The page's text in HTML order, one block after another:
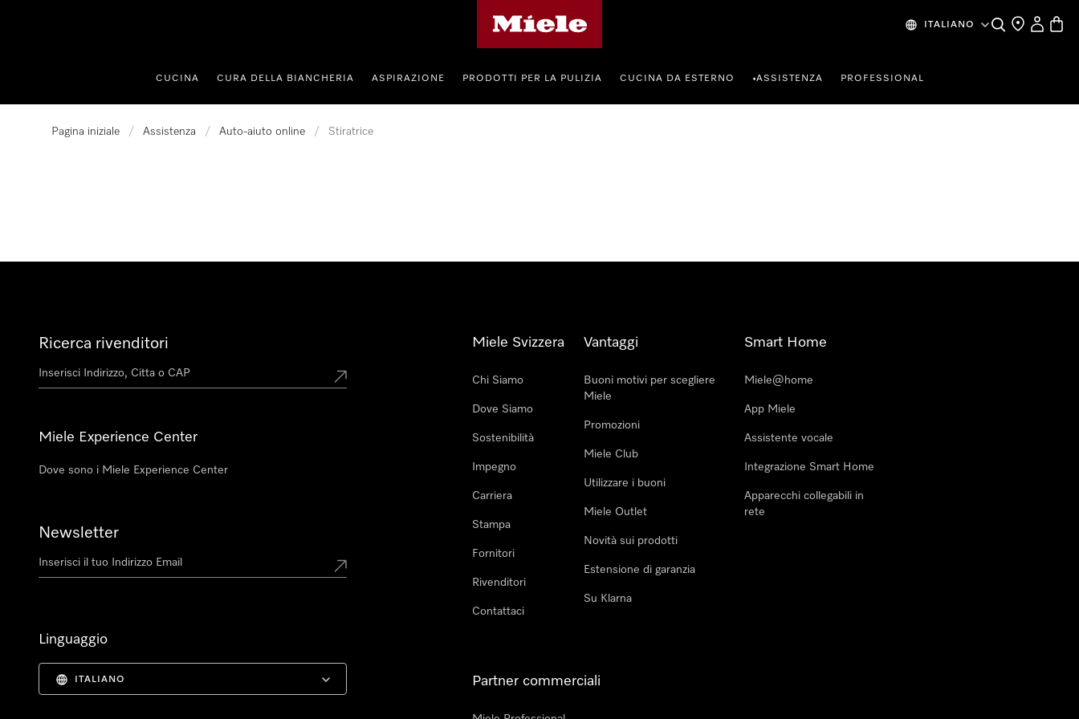
ITALIANO CercaRicerca
Il mio
CUCINA CURA DELLA BIANCHERIA ASPIRAZIONE PRODOTTI PER LA PULIZIA CUCINA DA ESTERNO •ASSISTENZA PROFESSIONAL
Pagina iniziale / Assistenza / Auto-aiuto online / Stiratrice
Ricerca rivenditori
Miele Experience Center
Dove sono i Miele Experience Center
Newsletter
Linguaggio
ITALIANO
Miele Svizzera
Chi Siamo
Dove Siamo
Sostenibilità
Impegno
Carriera
Stampa
Fornitori
Rivenditori
Contattaci
Vantaggi
Buoni motivi per scegliere
Miele
Promozioni
Miele Club
Utilizzare i buoni
Miele Outlet
Novità sui prodotti
Estensione di garanzia
Su Klarna
Smart Home
Miele@home
App Miele
Assistente vocale
Integrazione Smart Home
Apparecchi collegabili in
rete
Partner commerciali